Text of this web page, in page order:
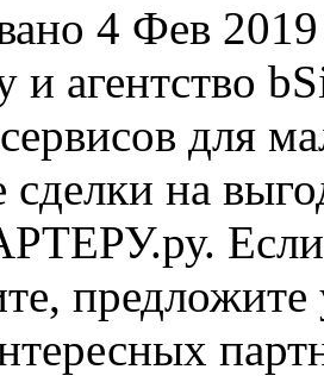
4 Фев
и агентство
для
сделки на
Если